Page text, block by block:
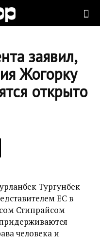
заявил,
Жогорку
открыто
Тургунбек
ЕС в
Стипрайсом
человека и